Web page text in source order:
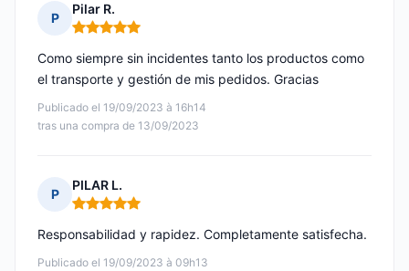
P
Pilar R.
Nota: 5 de 5
Publicado el 19/09/2023 à 16h14
tras una compra de 13/09/2023
Como siempre sin incidentes tanto los productos como
el transporte y gestión de mis pedidos. Gracias
P
PILAR L.
Nota: 5 de 5
Publicado el 19/09/2023 à 09h13
Responsabilidad y rapidez. Completamente satisfecha.